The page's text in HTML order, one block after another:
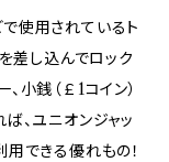
使用されているト
差し込んでロック
小銭（￡1コイン）
、ユニオンジャッ
できる優れもの！